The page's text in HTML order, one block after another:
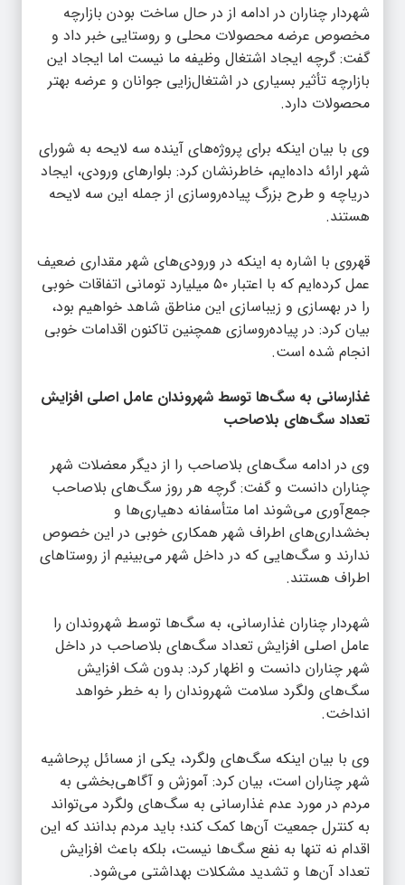
شهردار چناران در ادامه از در حال ساخت بودن بازارچه‌
مخصوص عرضه محصولات محلی و روستایی خبر داد و
گفت: گرچه ایجاد اشتغال وظیفه ما نیست اما ایجاد این
بازارچه تأثیر بسیاری در اشتغال‌زایی جوانان و عرضه بهتر
محصولات دارد.
وی با بیان اینکه برای پروژه‌های آینده سه لایحه به شورای
شهر ارائه داده‌ایم، خاطرنشان کرد: بلوارهای ورودی، ایجاد
دریاچه و طرح بزرگ پیاده‌روسازی از جمله این سه لایحه
هستند.
قهروی با اشاره به اینکه در ورودی‌های شهر مقداری ضعیف
عمل کرده‌ایم که با اعتبار ۵۰ میلیارد تومانی اتفاقات خوبی
را در بهسازی و زیباسازی این مناطق شاهد خواهیم بود،
بیان کرد: در پیاده‌روسازی همچنین تاکنون اقدامات خوبی
انجام شده است.
غذارسانی به سگ‌ها توسط شهروندان عامل اصلی افزایش
تعداد سگ‌های بلاصاحب
وی در ادامه سگ‌های بلاصاحب را از دیگر معضلات شهر
چناران دانست و گفت: گرچه هر روز سگ‌های بلاصاحب
جمع‌آوری می‌شوند اما متأسفانه دهیاری‌ها و
بخشداری‌های اطراف شهر همکاری خوبی در این خصوص
ندارند و سگ‌هایی که در داخل شهر می‌بینیم از روستاهای
اطراف هستند.
شهردار چناران غذارسانی، به سگ‌ها توسط شهروندان را
عامل اصلی افزایش تعداد سگ‌های بلاصاحب در داخل
شهر چناران دانست و اظهار کرد: بدون شک افزایش
سگ‌های ولگرد سلامت شهروندان را به خطر خواهد
انداخت.
وی با بیان اینکه سگ‌های ولگرد، یکی از مسائل پرحاشیه
شهر چناران است، بیان کرد: آموزش و آگاهی‌بخشی به
مردم در مورد عدم غذارسانی به سگ‌های ولگرد می‌تواند
به کنترل جمعیت آن‌ها کمک کند؛ باید مردم بدانند که این
اقدام نه تنها به نفع سگ‌ها نیست، بلکه باعث افزایش
تعداد آن‌ها و تشدید مشکلات بهداشتی می‌شود.